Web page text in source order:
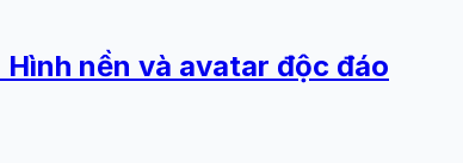
nền và avatar độc đáo